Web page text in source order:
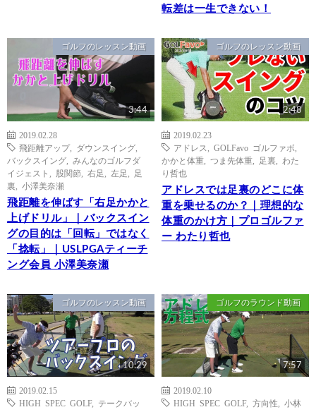
転差は一生できない！
ゴルフのレッスン動画
3:44
2019.02.28
飛距離アップ, ダウンスイング
バックスイング
みんなのゴルフダ
イジェスト
股関節 右足 左足
足
裏
小澤美奈瀬
飛距離を伸ばす「右足かかと
上げドリル」｜バックスイン
グの目的は「回転」ではなく
「捻転」｜USLPGAティーチ
ング会員 小澤美奈瀬
ゴルフのレッスン動画
2:48
2019.02.23
アドレス
GOLFavo ゴルファボ
かかと体重
つま先体重 足裏
わた
り哲也
アドレスでは足裏のどこに体
重を乗せるのか？｜理想的な
体重のかけ方｜プロゴルファ
ー わたり哲也
ゴルフのレッスン動画
10:29
2019.02.15
HIGH SPEC GOLF, テークバッ
ゴルフのラウンド動画
7:57
2019.02.10
HIGH SPEC GOLF, 方向性
小林